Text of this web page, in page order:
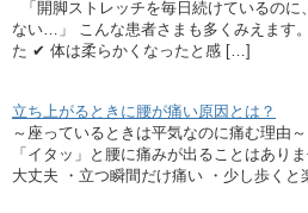
「開脚ストレッチを毎日続けているのに
ない…」 こんな患者さまも多くみえま
た ✔ 体は柔らかくなったと感 […]
立ち上がるときに腰が痛い原因とは？
～座っているときは平気なのに痛む理由
「イタッ」と腰に痛みが出ることはあり
大丈夫 ・立つ瞬間だけ痛い ・少し歩く